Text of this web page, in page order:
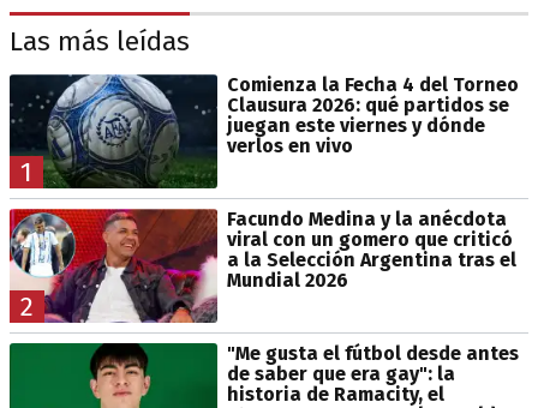
Las más leídas
1
Comienza la Fecha 4 del Torneo
Clausura 2026: qué partidos se
juegan este viernes y dónde
verlos en vivo
2
Facundo Medina y la anécdota
viral con un gomero que criticó
a la Selección Argentina tras el
Mundial 2026
"Me gusta el fútbol desde antes
de saber que era gay": la
historia de Ramacity, el